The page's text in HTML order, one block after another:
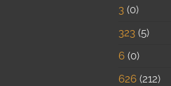
3 0
323 5
6 0
626 212